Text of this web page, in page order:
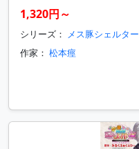
1,320円～
シリーズ： メス豚シェルター
作家： 松本痙